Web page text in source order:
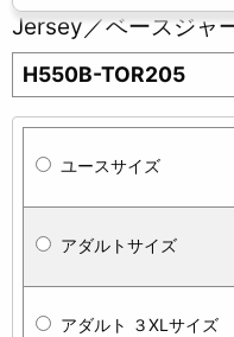
Jersey／ベースジャ
H550B-TOR205
ユースサイズ
アダルトサイズ
アダルト ３XLサイズ